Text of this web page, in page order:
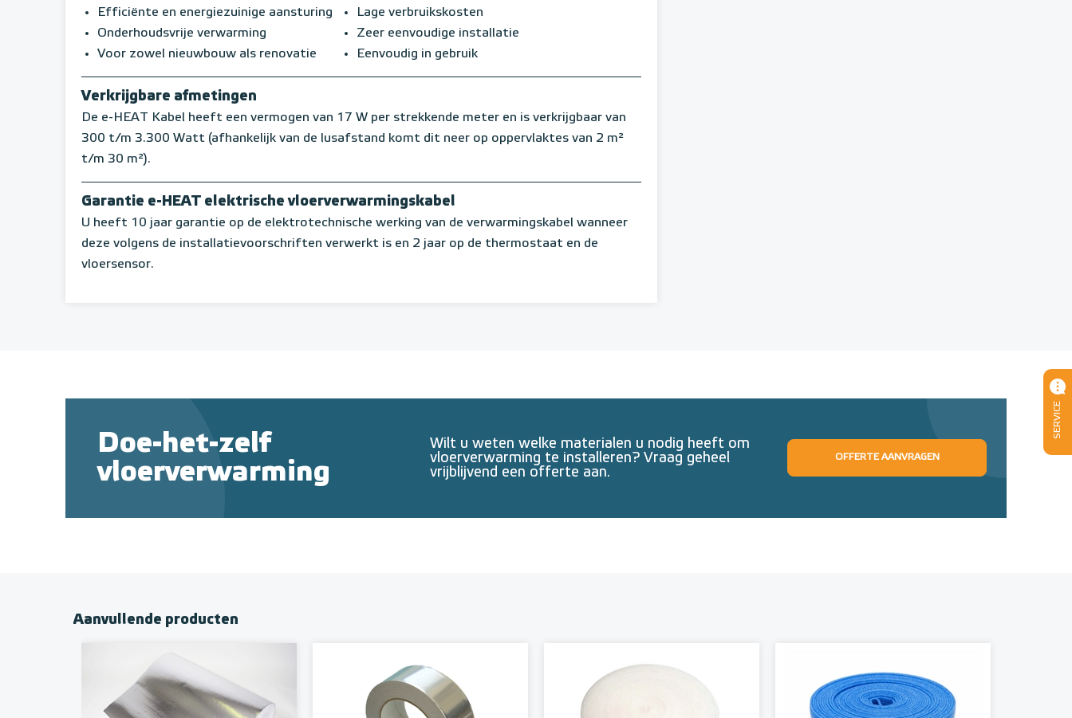
Efficiënte en energiezuinige aansturing
Onderhoudsvrije verwarming
Voor zowel nieuwbouw als renovatie
Lage verbruikskosten
Zeer eenvoudige installatie
Eenvoudig in gebruik
Verkrijgbare afmetingen
De e-HEAT Kabel heeft een vermogen van 17 W per strekkende meter en is verkrijgbaar van
300 t/m 3.300 Watt (afhankelijk van de lusafstand komt dit neer op oppervlaktes van 2 m²
t/m 30 m²).
Garantie e-HEAT elektrische vloerverwarmingskabel
U heeft 10 jaar garantie op de elektrotechnische werking van de verwarmingskabel wanneer
deze volgens de installatievoorschriften verwerkt is en 2 jaar op de thermostaat en de
vloersensor.
Doe-het-zelf
vloerverwarming
Wilt u weten welke materialen u nodig heeft om
vloerverwarming te installeren? Vraag geheel
vrijblijvend een offerte aan.
OFFERTE AANVRAGEN
Aanvullende producten
SERVICE